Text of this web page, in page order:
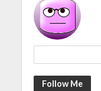
Follow Me